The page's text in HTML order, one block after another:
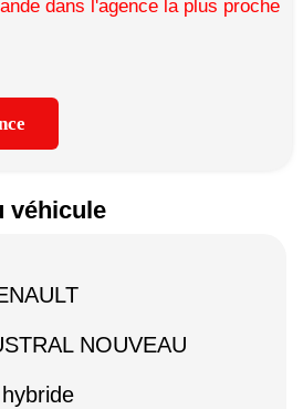
dans l'agence la plus proche
véhicule
NOUVEAU